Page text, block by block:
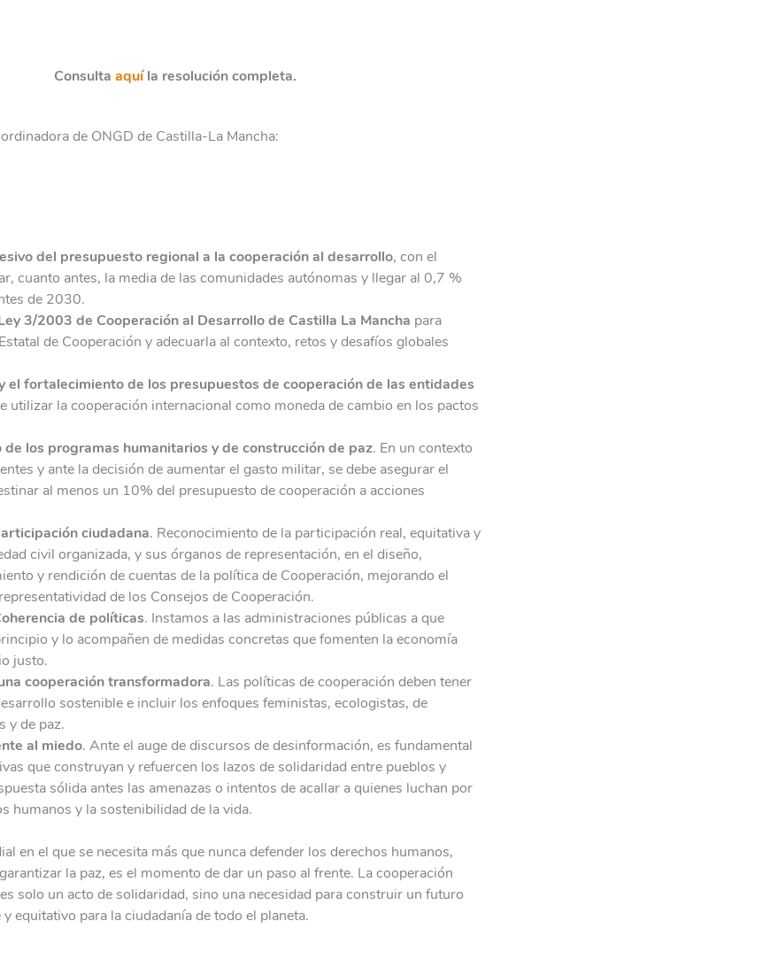
Consulta aquíla resolución completa.
de ONGD de Castilla-La Mancha:
del presupuesto regional a la cooperación al desarrollo, con el
cuanto antes, la media de las comunidades autónomas y llegar al 0,7 %
de 2030.
3/2003 de Cooperación al Desarrollo de Castilla La Mancha para
de Cooperación y adecuarla al contexto, retos y desafíos globales
el fortalecimiento de los presupuestos de cooperación de las entidades
utilizar la cooperación internacional como moneda de cambio en los pactos
los programas humanitarios y de construcción de paz. En un contexto
y ante la decisión de aumentar el gasto militar, se debe asegurar el
al menos un 10% del presupuesto de cooperación a acciones
ciudadana. Reconocimiento de la participación real, equitativa y
civil organizada, y sus órganos de representación, en el diseño,
y rendición de cuentas de la política de Cooperación, mejorando el
de los Consejos de Cooperación.
de políticas. Instamos a las administraciones públicas a que
y lo acompañen de medidas concretas que fomenten la economía
justo.
cooperación transformadora. Las políticas de cooperación deben tener
sostenible e incluir los enfoques feministas, ecologistas, de
y de paz.
al miedo. Ante el auge de discursos de desinformación, es fundamental
que construyan y refuercen los lazos de solidaridad entre pueblos y
sólida antes las amenazas o intentos de acallar a quienes luchan por
humanos y la sostenibilidad de la vida.
en el que se necesita más que nunca defender los derechos humanos,
la paz, es el momento de dar un paso al frente. La cooperación
solo un acto de solidaridad, sino una necesidad para construir un futuro
equitativo para la ciudadanía de todo el planeta.